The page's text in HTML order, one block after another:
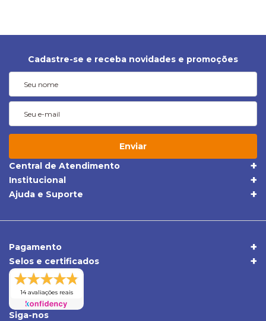
Cadastre-se e receba novidades e promoções
Enviar
Central de Atendimento
(19) 3395-1668
(19) 98409-5604
Atendimento de Seg. a Sex. das 8h às 18h
Institucional
Quem Somos
Qualidade
Ajuda e Suporte
Entrega
Central de Atendimento
Duvidas Frequentes
Pagamento
Selos e certificados
Verificada por
14 avaliações reais
Siga-nos